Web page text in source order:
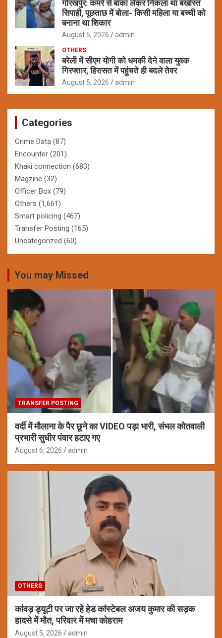
गोरखपुर: कमरे से बांका लेकर निकला था बर्खास्त
सिपाही, पूछताछ में बोला- किसी महिला या बच्ची को
बनाना था शिकार
August 5, 2026 admin
OTHERS
बरेली में सीएम योगी को धमकी देने वाला युवक
गिरफ्तार, हिरासत में पहुंचते ही बदले तेवर
August 5, 2026 admin
Categories
Crime Data (87)
Encounter (201)
Khaki connection (683)
Magzine (32)
Officer Box (79)
Others (1,661)
Smart policing (467)
Transfer Posting (165)
Uncategorized (60)
You may Missed
TRANSFER POSTING
वर्दी में मौलाना के पैर छूने का VIDEO पड़ा भारी, संभल कोतवाली
प्रभारी सुधीर पंवार हटाए गए
August 6, 2026 admin
OTHERS
कांवड़ ड्यूटी पर जा रहे हेड कांस्टेबल अजय कुमार की सड़क
हादसे में मौत, परिवार में मचा कोहराम
August 5, 2026 admin